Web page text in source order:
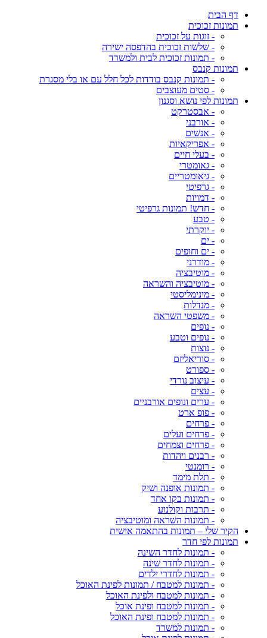
דף הבית
תמונות זכוכית
- זוגות על זכוכית
- שלשות זכוכית בהדפסה ישירה
- תמונות זכוכית לבית ולמשרד
תמונות קנבס
- תמונות קנבס בודדות לכל חלל עם או בלי מסגרת
- סטים מעוצבים
תמונות לפי נושא וסגנון
- אבסטרקט
- אורבני
- אנשים
- אפריקאיות
- בעלי חיים
- גאומטרי
- גיאומטריים
- גרפיטי
- דמויות
- חדש! תמונות גרפיטי
- טבע
- יוקרתי
- ים
- ים וחופים
- מודרני
- מוטיבציה
- מוטיבציה והשראה
- מינימליסטי
- מנדלות
- משפטי השראה
- נופים
- נופים וטבע
- נוצות
- סוריאליזם
- ספורט
- עיצוב נורדי
- עצים
- ערים ונופים אורבניים
- פופ ארט
- פרחים
- פרחים ועלים
- פרחים וצמחים
- רבנים ויהדות
- רומנטי
- תלת מימד
- תמונות אופנה ושיק
- תמונות בקו אחד
- תרבות וקולנוע
- תמונות השראה ומוטיבציה
הקיר שלי – תמונות בהתאמה אישית
תמונות לפי חדר
- תמונות לחדר השינה
- תמונות לחדר שינה
- תמונות לחדרי ילדים
- תמונות למטבח / תמונות לפינת האוכל
- תמונות למטבח ולפינת האוכל
- תמונות למטבח ופינת אוכל
- תמונות למטבח ופינת האוכל
- תמונות למשרד